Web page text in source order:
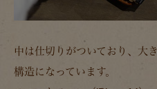
中は仕切りがついており、大
構造になっています。